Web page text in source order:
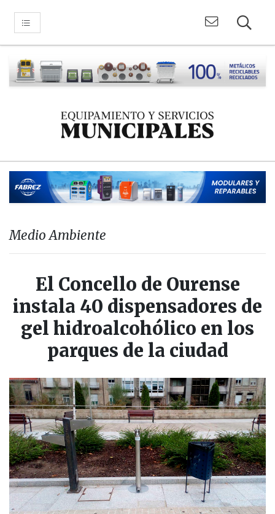
Medio Ambiente
El Concello de Ourense
instala 40 dispensadores de
gel hidroalcohólico en los
parques de la ciudad